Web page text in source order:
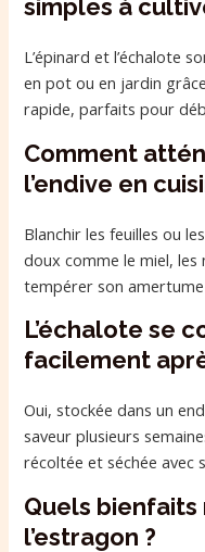
simples à
L’épinard et l’échalote
en pot ou en jardin
rapide, parfaits pour
Comment
l’endive en
Blanchir les feuilles ou
doux comme le miel,
tempérer son
L’échalote se
facilement
Oui, stockée dans un
saveur plusieurs
récoltée et séchée avec
Quels
l’estragon ?